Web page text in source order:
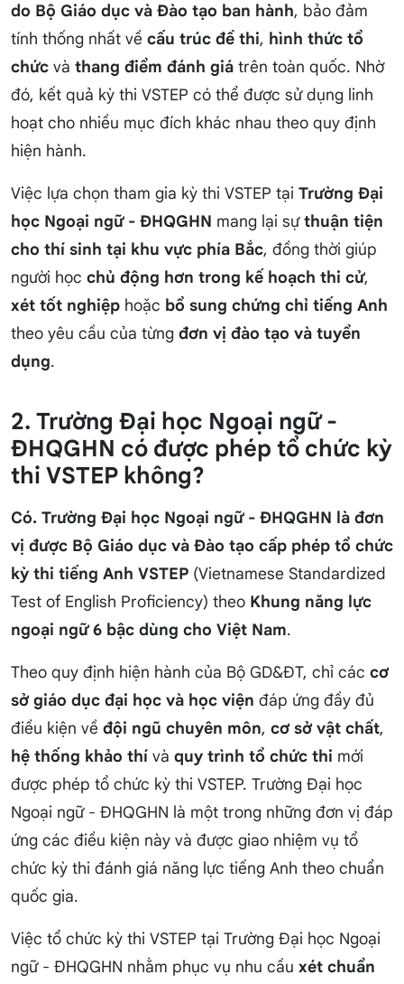
do Bộ Giáo dục và Đào tạo ban hành, bảo đảm
tính thống nhất về cấu trúc đề thi, hình thức tổ
chức và thang điểm đánh giá trên toàn quốc. Nhờ
đó, kết quả kỳ thi VSTEP có thể được sử dụng linh
hoạt cho nhiều mục đích khác nhau theo quy định
hiện hành.
Việc lựa chọn tham gia kỳ thi VSTEP tại Trường Đại
học Ngoại ngữ - ĐHQGHN mang lại sựthuận tiện
cho thí sinh tại khu vực phía Bắc, đồng thời giúp
người học chủ động hơn trong kế hoạch thi cử,
xét tốt nghiệp hoặc bổ sung chứng chỉ tiếng Anh
theo yêu cầu của từng đơn vị đào tạo và tuyển
dụng.
2. Trường Đại học Ngoại ngữ -
ĐHQGHN có được phép tổ chức kỳ
thi VSTEP không?
Có. Trường Đại học Ngoại ngữ - ĐHQGHN là đơn
vị được Bộ Giáo dục và Đào tạo cấp phép tổ chức
kỳ thi tiếng Anh VSTEP (Vietnamese Standardized
Test of English Proficiency) theo Khung năng lực
ngoại ngữ 6 bậc dùng cho Việt Nam.
Theo quy định hiện hành của Bộ GD&ĐT, chỉ các cơ
sở giáo dục đại học và học viện đáp ứng đầy đủ
điều kiện về đội ngũ chuyên môn, cơ sở vật chất,
hệ thống khảo thí và quy trình tổ chức thi mới
được phép tổ chức kỳ thi VSTEP. Trường Đại học
Ngoại ngữ - ĐHQGHN là một trong những đơn vị đáp
ứng các điều kiện này và được giao nhiệm vụ tổ
chức kỳ thi đánh giá năng lực tiếng Anh theo chuẩn
quốc gia.
Việc tổ chức kỳ thi VSTEP tại Trường Đại học Ngoại
ngữ - ĐHQGHN nhằm phục vụ nhu cầu xét chuẩn